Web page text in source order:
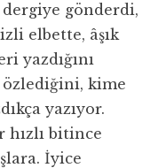
gönderdi,
elbette, âşık
yazdığını
kime
yazıyor.
bitince
İyice